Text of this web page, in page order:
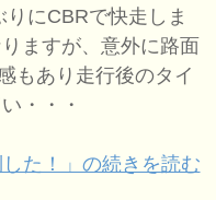
にCBRで快走しま
ますが、意外に路面
もあり走行後のタイ
・・・
した！」の続きを読む